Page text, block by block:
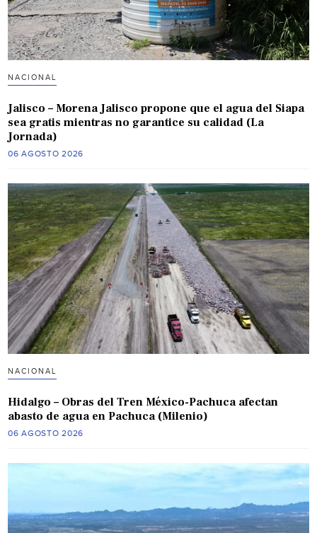
NACIONAL
Jalisco – Morena Jalisco propone que el agua del Siapa
sea gratis mientras no garantice su calidad (La
Jornada)
06 AGOSTO 2026
NACIONAL
Hidalgo – Obras del Tren México-Pachuca afectan
abasto de agua en Pachuca (Milenio)
06 AGOSTO 2026